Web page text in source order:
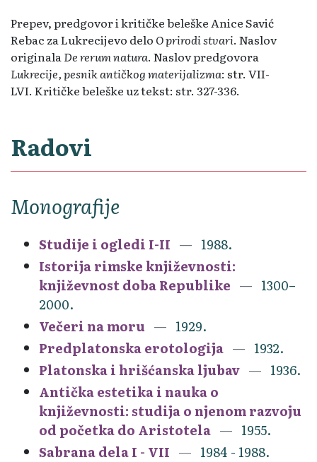
Prepev, predgovor i kritičke beleške Anice Savić
Rebac za Lukrecijevo delo O prirodi stvari. Naslov
originalaDe rerum natura. Naslov predgovora
Lukrecije, pesnik antičkog materijalizma: str. VII-
LVI. Kritičke beleške uz tekst: str. 327-336.
Radovi
Monografije
Studije i ogledi I-II
1988.
Istorija rimske književnosti:
književnost doba Republike
1300–
2000.
Večeri na moru
1929.
Predplatonska erotologija
1932.
Platonska i hrišćanska ljubav
1936.
Antička estetika i nauka o
književnosti: studija o njenom razvoju
od početka do Aristotela
1955.
Sabrana dela I - VII
1984 - 1988.